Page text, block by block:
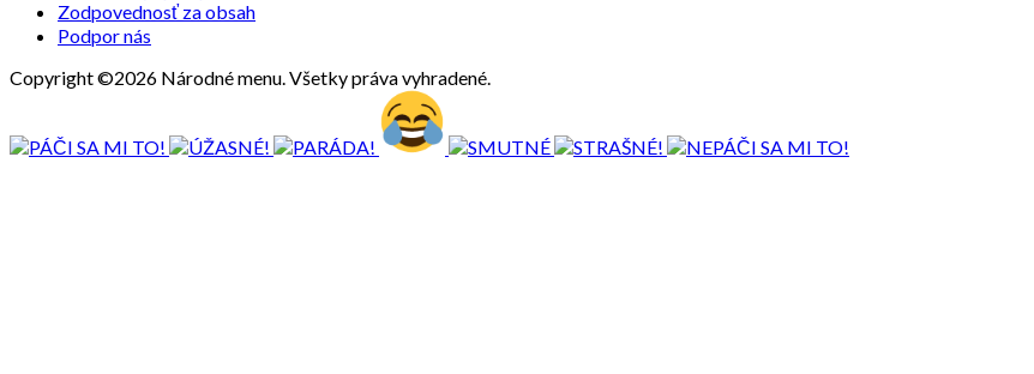
Zodpovednosť za obsah
Podpor nás
Copyright ©2026 Národné menu. Všetky práva vyhradené.